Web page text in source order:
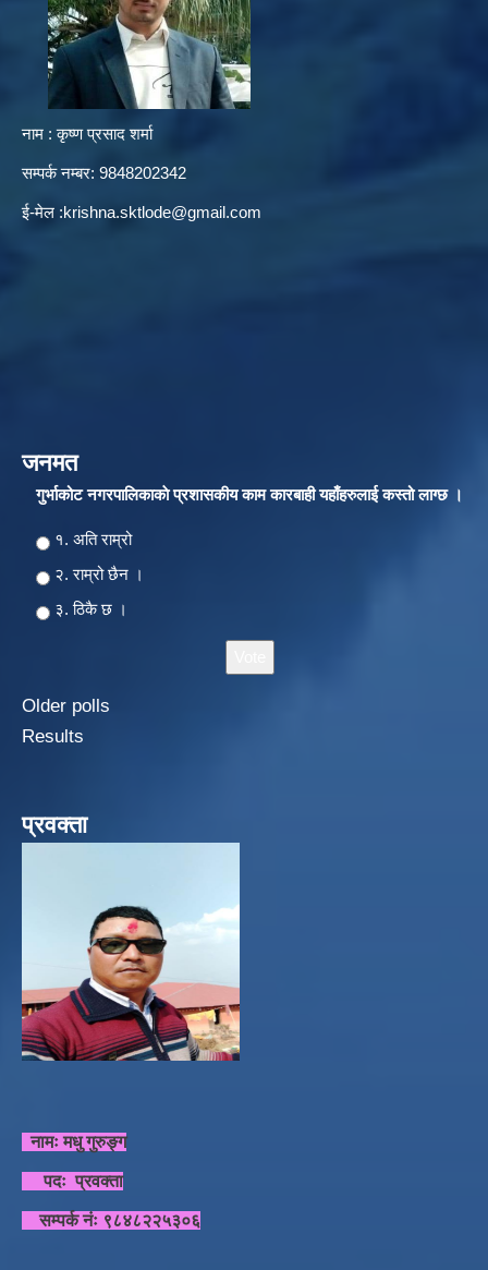
नाम : कृष्ण प्रसाद शर्मा
सम्पर्क नम्बर: 9848202342
ई-मेल :krishna.sktlode@gmail.com
जनमत
गुर्भाकोट नगरपालिकाकाे प्रशासकीय काम कारबाही यहाँहरुलाई कस्तो लाग्छ ।
Choices
१. अति राम्रो
२‍‍. राम्रो छैन ।
३. ठिकै छ ।
Older polls
Results
प्रवक्ता
नामः मधु गुरुङ्ग
पदः प्रवक्ता
सम्पर्क नंः ९८४८२२५३०६